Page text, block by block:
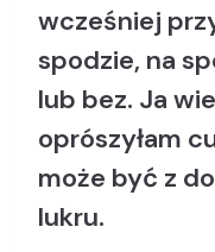
wcześniej
spodzie, na
lub bez. Ja
oprószyłam
może być z
lukru.